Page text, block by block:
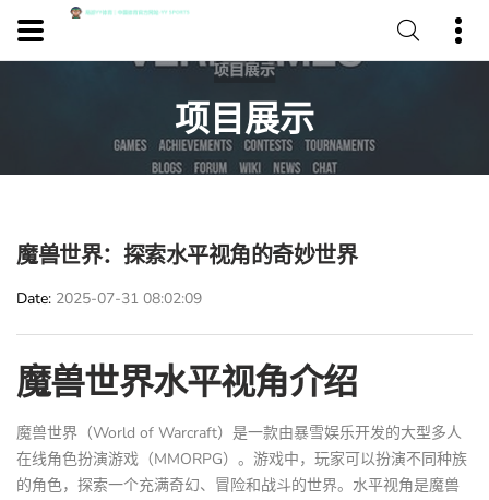
项目展示
魔兽世界：探索水平视角的奇妙世界
Date 2025-07-31 08:02:09
魔兽世界水平视角介绍
魔兽世界（World of Warcraft）是一款由暴雪娱乐开发的大型多人
在线角色扮演游戏（MMORPG）。游戏中，玩家可以扮演不同种族
的角色，探索一个充满奇幻、冒险和战斗的世界。水平视角是魔兽